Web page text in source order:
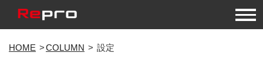
HOME COLUMN 設定